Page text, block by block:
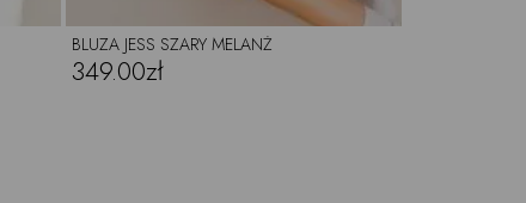
BLUZA JESS SZARY MELANŻ
349.00zł